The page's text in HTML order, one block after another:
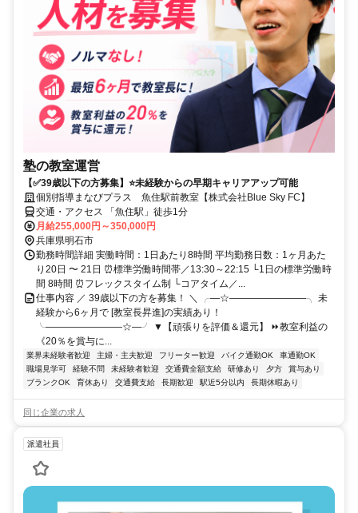
塾の教室運営
【✅39歳以下の方募集】⭐未経験からの早期キャリアアップ可能
個別指導まなびプラス 魚住駅前教室【株式会社Blue Sky FC】
交通・アクセス 「魚住駅」徒歩1分
月給255,000円～350,000円
兵庫県明石市
勤務時間詳細 実働時間：1日あたり8時間 平均勤務日数：1ヶ月あた
り20日 〜 21日 ⏰標準労働時間帯／13:30～22:15 └1日の標準労働時
間 8時間 ⏰フレックスタイム制 └コアタイム／...
仕事内容 ／ 39歳以下の方を募集！ ＼ ╭―☆――――――――╮ 未
経験から6ヶ月で [教室長昇進]の実績あり！
╰――――――――☆―╯ ▼【頑張りを評価＆還元】 ⏩教室利益の
《20％を賞与に...
業界未経験者歓迎 主婦・主夫歓迎 フリーター歓迎 バイク通勤OK
車通勤OK
職場見学可
経験不問 未経験者歓迎 交通費全額支給 研修あり 夕方
賞与あり
ブランクOK
育休あり 交通費支給 長期歓迎 駅近5分以内 長期休暇あり
同じ企業の求人
派遣社員